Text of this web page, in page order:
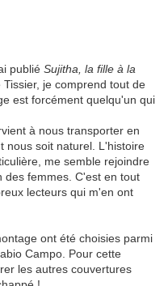
publié Sujitha, la fille à la
Tissier, je comprend tout de
est forcément quelqu'un qui
à nous transporter en
nous soit naturel. L'histoire
me semble rejoindre
des femmes. C'est en tout
lecteurs qui m'en ont
ont été choisies parmi
Campo. Pour cette
les autres couvertures